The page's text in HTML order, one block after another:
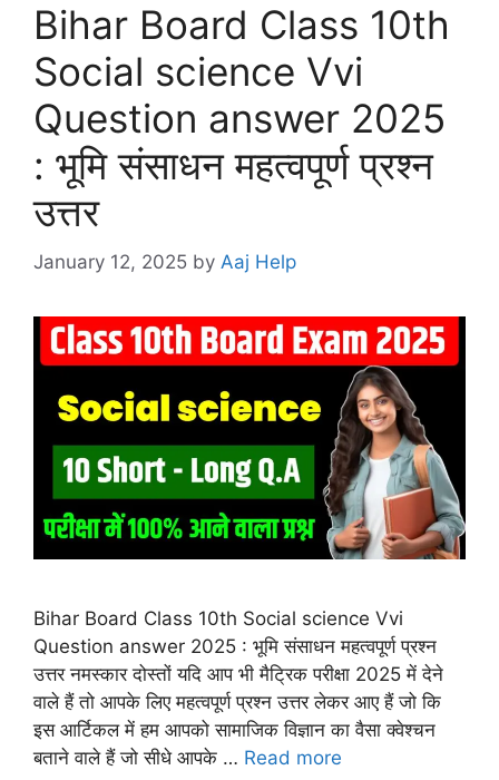
Bihar Board Class 10th
Social science Vvi
Question answer 2025
: भूमि संसाधन महत्वपूर्ण प्रश्न
उत्तर
January 12, 2025 by Aaj Help
Bihar Board Class 10th Social science Vvi
Question answer 2025 : भूमि संसाधन महत्वपूर्ण प्रश्न
उत्तर नमस्कार दोस्तों यदि आप भी मैट्रिक परीक्षा 2025 में देने
वाले हैं तो आपके लिए महत्वपूर्ण प्रश्न उत्तर लेकर आए हैं जो कि
इस आर्टिकल में हम आपको सामाजिक विज्ञान का वैसा क्वेश्चन
बताने वाले हैं जो सीधे आपके … Read more